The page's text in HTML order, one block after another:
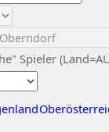
Spieler